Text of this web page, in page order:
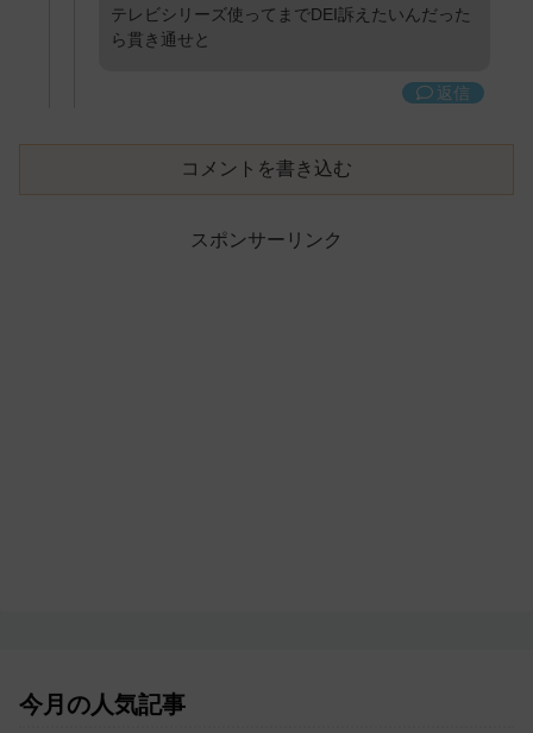
テレビシリーズ使ってまでDEI訴えたいんだった
ら貫き通せと
返信
コメントを書き込む
スポンサーリンク
今月の人気記事